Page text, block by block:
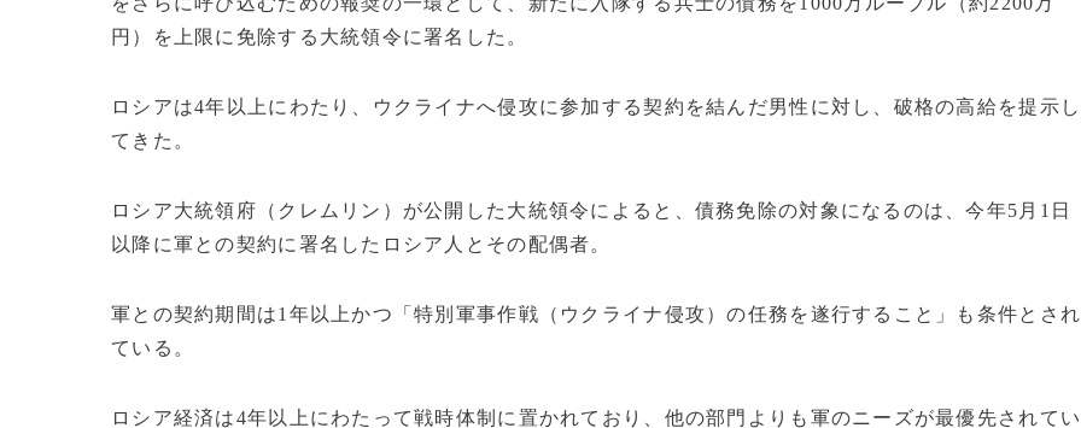
円）を上限に免除する大統領令に署名した。
ロシアは4年以上にわたり、ウクライナへ侵攻に参加する契約を結んだ男性に対し、破格の高給を提示し
てきた。
ロシア大統領府（クレムリン）が公開した大統領令によると、債務免除の対象になるのは、今年5月1日
以降に軍との契約に署名したロシア人とその配偶者。
軍との契約期間は1年以上かつ「特別軍事作戦（ウクライナ侵攻）の任務を遂行すること」も条件とされ
ている。
ロシア経済は4年以上にわたって戦時体制に置かれており、他の部門よりも軍のニーズが最優先されてい